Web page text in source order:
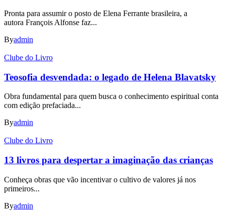
Pronta para assumir o posto de Elena Ferrante brasileira, a
autora François Alfonse faz...
Byadmin
Clube do Livro
Teosofia desvendada: o legado de Helena Blavatsky
Obra fundamental para quem busca o conhecimento espiritual conta
com edição prefaciada...
Byadmin
Clube do Livro
13 livros para despertar a imaginação das crianças
Conheça obras que vão incentivar o cultivo de valores já nos
primeiros...
Byadmin